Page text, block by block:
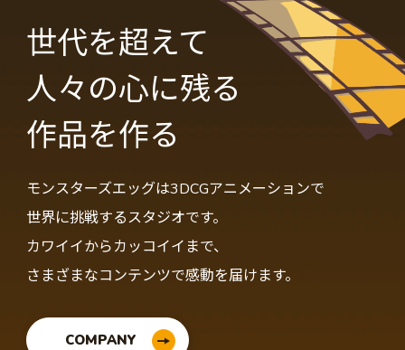
世代を超えて
人々の心に残る
作品を作る
モンスターズエッグは3DCGアニメーションで
世界に挑戦するスタジオです。
カワイイからカッコイイまで、
さまざまなコンテンツで感動を届けます。
COMPANY